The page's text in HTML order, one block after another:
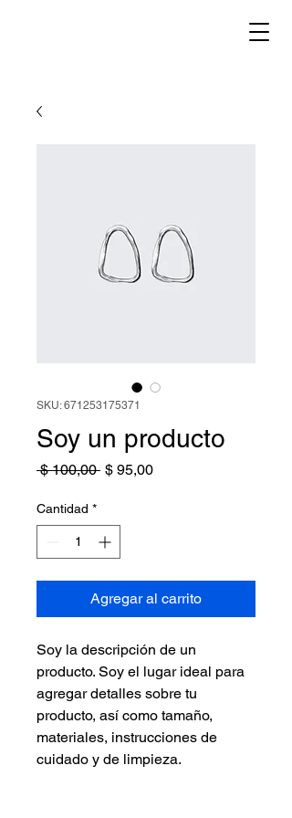
SKU: 671253175371
Soy un producto
$ 100,00 Precio
$ 95,00Precio
Cantidad *
Agregar al carrito
Soy la descripción de un
producto. Soy el lugar ideal para
agregar detalles sobre tu
producto, así como tamaño,
materiales, instrucciones de
cuidado y de limpieza.